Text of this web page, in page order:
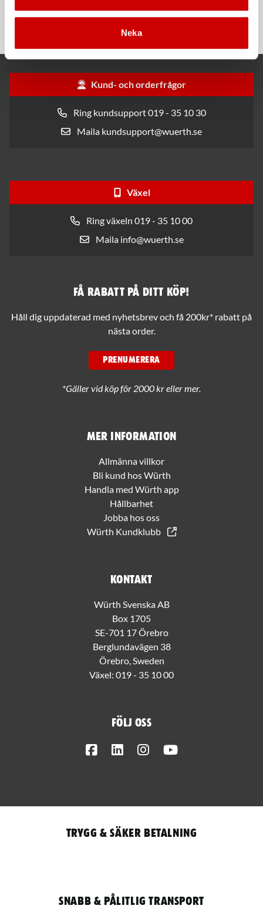
Neka
För snabb och effektiv rengöring
Cyanoakrylatlim för limning av
metall-, plast- och gummidetaljer.
Kund- och orderfrågor
Ring kundsupport 019 - 35 10 30
Maila kundsupport@wuerth.se
Växel
Ring växeln 019 - 35 10 00
Maila info@wuerth.se
Mer information
Allmänna villkor
Bli kund hos Würth
Handla med Würth app
Hållbarhet
Jobba hos oss
Würth Kundklubb
Kontakt
Würth Svenska AB
Box 1705
SE-701 17 Örebro
Berglundavägen 38
Örebro, Sweden
Växel: 019 - 35 10 00
Följ oss
FacebookLinkedInInstagram
Få rabatt på ditt köp!
Håll dig uppdaterad med nyhetsbrev och få 200kr* rabatt på
nästa order.
PRENUMERERA
*Gäller vid köp för 2000 kr eller mer.
Trygg & säker betalning
Snabb & pålitlig transport